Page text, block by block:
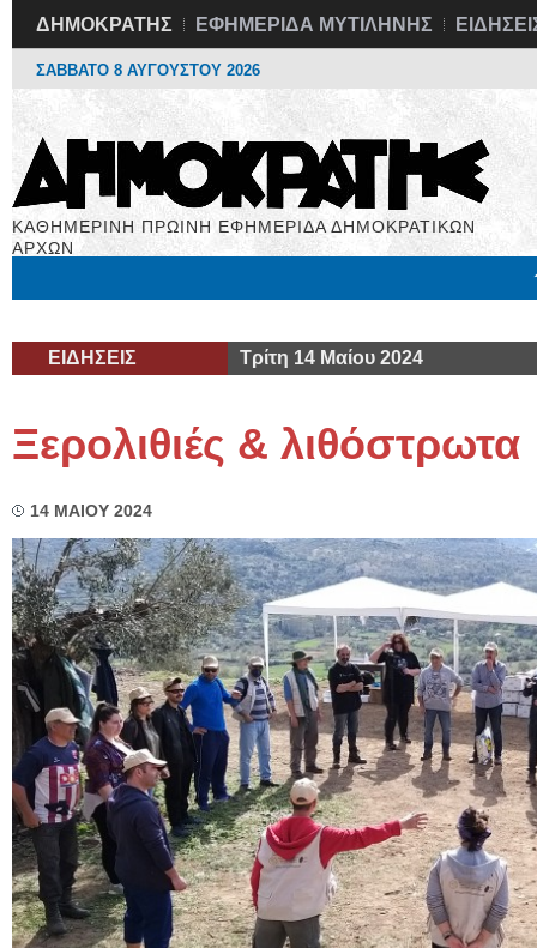
ΔΗΜΟΚΡΑΤΗΣ ΕΦΗΜΕΡΙΔΑ ΜΥΤΙΛΗΝΗΣ
ΣΑΒΒΑΤΟ 8 ΑΥΓΟΥΣΤΟΥ 2026
ΚΑΘΗΜΕΡΙΝΗ ΠΡΩΙΝΗ ΕΦΗΜΕΡΙΔΑ ΔΗΜΟΚΡΑΤΙΚΩΝ
ΑΡΧΩΝ
ΕΙΔΗΣΕΙΣ Τρίτη 14 Μαίου 2024
Ξερολιθιές & λιθόστρωτα
14 ΜΑΙΟΥ 2024